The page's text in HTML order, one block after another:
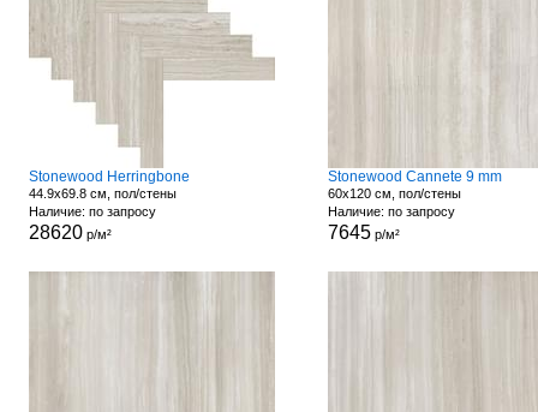
Stonewood Herringbone
44.9x69.8 см, пол/стены
Наличие: по запросу
28620р/м²
Stonewood Cannete 9 mm
60x120 см, пол/стены
Наличие: по запросу
7645р/м²